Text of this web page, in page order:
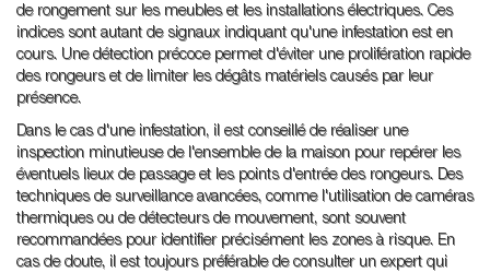
de rongement sur les meubles et les installations électriques. Ces
indices sont autant de signaux indiquant qu'une infestation est en
cours. Une détection précoce permet d'éviter une prolifération rapide
des rongeurs et de limiter les dégâts matériels causés par leur
présence.
Dans le cas d'une infestation, il est conseillé de réaliser une
inspection minutieuse de l'ensemble de la maison pour repérer les
éventuels lieux de passage et les points d'entrée des rongeurs. Des
techniques de surveillance avancées, comme l'utilisation de caméras
thermiques ou de détecteurs de mouvement, sont souvent
recommandées pour identifier précisément les zones à risque. En
cas de doute, il est toujours préférable de consulter un expert qui